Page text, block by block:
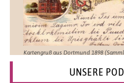
Kartengruß aus Dortmund 1898
UNSERE